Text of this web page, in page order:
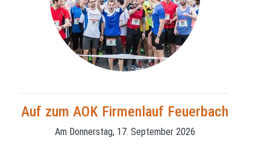
Auf zum AOK Firmenlauf Feuerbach
Am Donnerstag, 17. September 2026